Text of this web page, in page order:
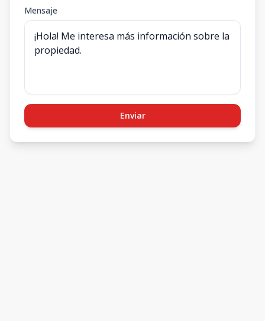
Mensaje
Enviar